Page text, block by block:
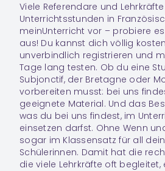
Viele Referendare und
Unterrichtsstunden in
meinUnterricht vor – probiere
aus! Du kannst dich völlig
unverbindlich registrieren und
Tage lang testen. Ob du eine
Subjonctif, der Bretagne oder
vorbereiten musst: bei uns
geeignete Material. Und das
was du bei uns findest, im
einsetzen darfst. Ohne Wenn
sogar im Klassensatz für all
Schülerinnen. Damit hat die
die viele Lehrkräfte oft begleitet,